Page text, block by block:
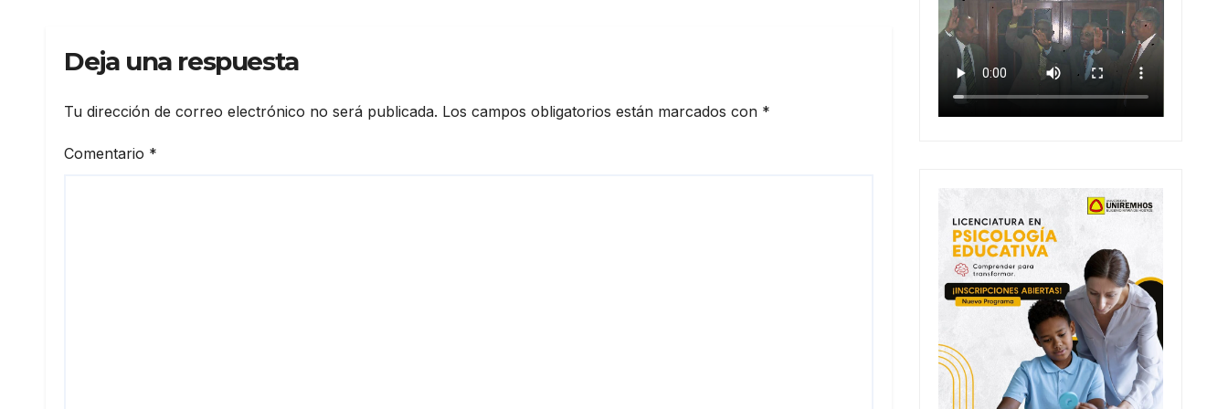
Deja una respuesta
Tu dirección de correo electrónico no será publicada. Los campos obligatorios están marcados con *
Comentario *